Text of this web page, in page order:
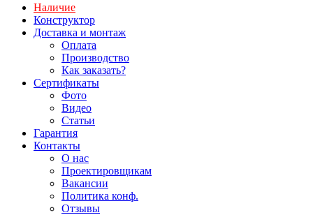
Наличие
Конструктор
Доставка и монтаж
Оплата
Производство
Как заказать?
Сертификаты
Фото
Видео
Статьи
Гарантия
Контакты
О нас
Проектировщикам
Вакансии
Политика конф.
Отзывы